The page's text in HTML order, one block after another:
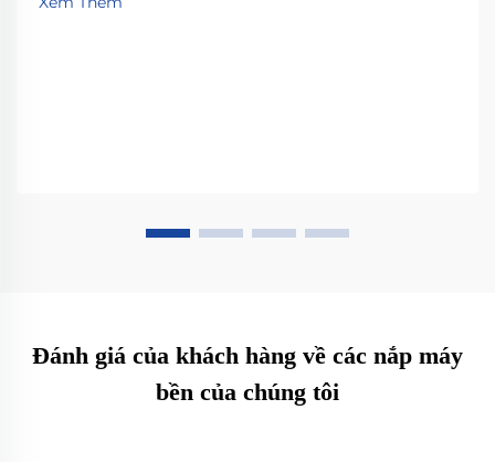
Đánh giá của khách hàng về các nắp máy
bền của chúng tôi